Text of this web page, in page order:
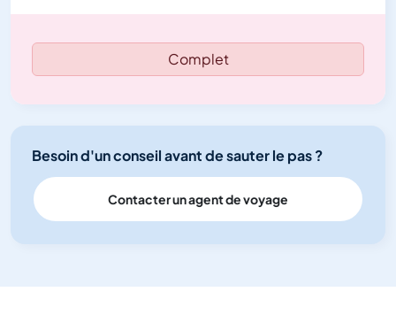
Complet
Besoin d'un conseil avant de sauter le pas ?
Contacter un agent de voyage